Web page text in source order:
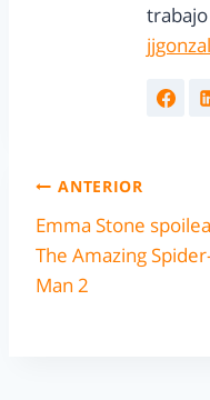
ANTERIOR
Emma Stone spoilea
The Amazing
Man 2